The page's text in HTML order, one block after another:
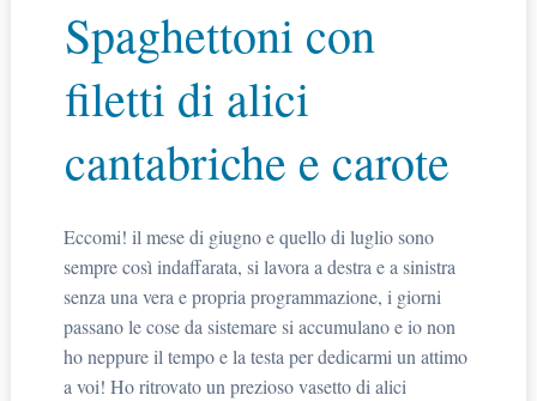
Spaghettoni con
filetti di alici
cantabriche e carote
Eccomi! il mese di giugno e quello di luglio sono
sempre così indaffarata, si lavora a destra e a sinistra
senza una vera e propria programmazione, i giorni
passano le cose da sistemare si accumulano e io non
ho neppure il tempo e la testa per dedicarmi un attimo
a voi! Ho ritrovato un prezioso vasetto di alici